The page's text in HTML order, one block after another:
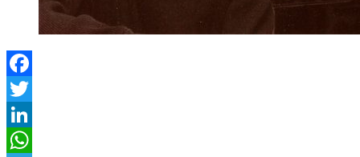
Facebook
Twitter
LinkedIn